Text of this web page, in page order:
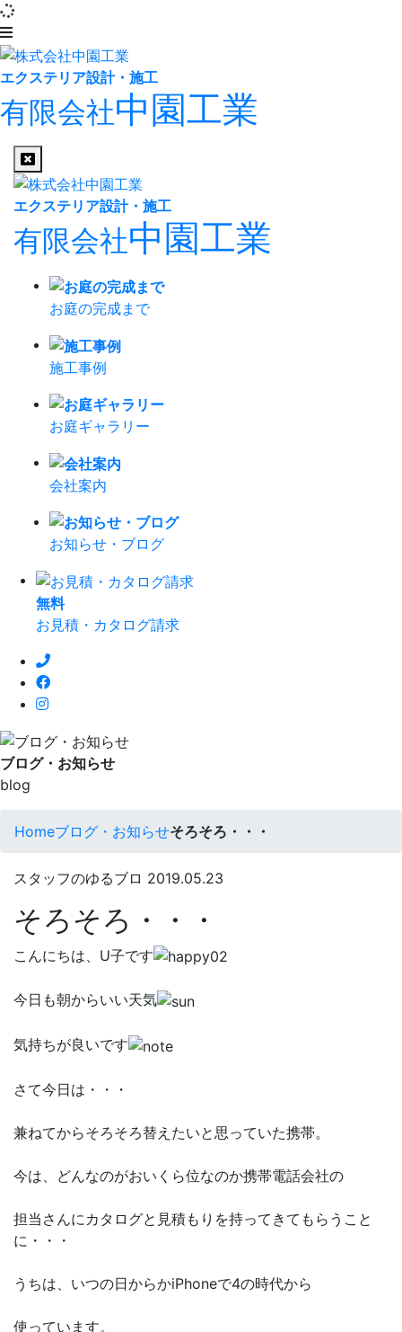
エクステリア設計・施工
有限会社中園工業
エクステリア設計・施工
有限会社中園工業
お庭の完成まで
施工事例
お庭ギャラリー
会社案内
お知らせ・ブログ
無料
お見積・カタログ請求
ブログ・お知らせ
blog
Homeブログ・お知らせそろそろ・・・
スタッフのゆるブロ 2019.05.23
そろそろ・・・
こんにちは、U子です
今日も朝からいい天気
気持ちが良いです
さて今日は・・・
兼ねてからそろそろ替えたいと思っていた携帯。
今は、どんなのがおいくら位なのか携帯電話会社の
担当さんにカタログと見積もりを持ってきてもらうこと
に・・・
うちは、いつの日からかiPhoneで4の時代から
使っています。